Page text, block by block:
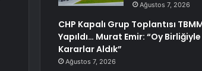
Ağustos 7, 2026
CHP Kapalı Grup Toplantısı
Yapıldı… Murat Emir: “Oy
Kararlar Aldık”
Ağustos 7, 2026